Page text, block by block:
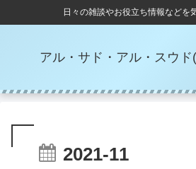
日々の雑談やお役立ち情報などを
アル・サド・アル・スウ
2021-11